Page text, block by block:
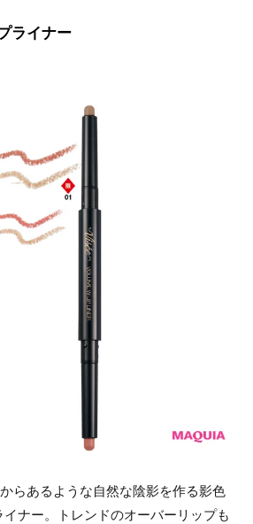
ライナー
らあるような自然な陰影を作る影色
ナー。トレンドのオーバーリップも